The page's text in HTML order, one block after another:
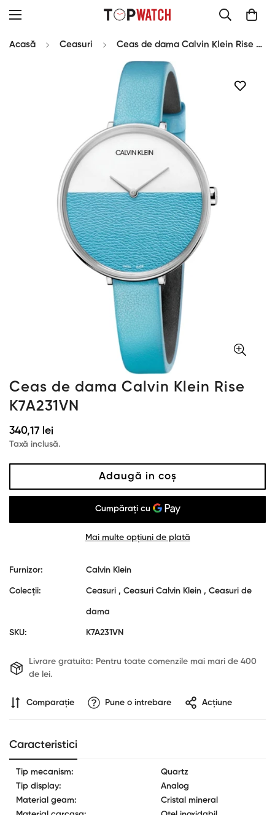
Acasă Ceasuri Ceas de dama Calvin Klein Rise K7A231VN
Ceas de dama Calvin Klein Rise
K7A231VN
Preț
obișnuit
340,17 lei
Taxă inclusă.
Adaugă in coş
Mai multe opțiuni de plată
Furnizor: Calvin Klein
Colecții: Ceasuri , Ceasuri Calvin Klein , Ceasuri de
dama
SKU: K7A231VN
Livrare gratuita: Pentru toate comenzile mai mari de 400
de lei.
Comparaţie Pune o intrebare Acțiune
Caracteristici
Tip mecanism:
Quartz
Tip display:
Analog
Material geam:
Cristal mineral
Confirm your age
Are you 18 years old or older?
No, I'm not Yes, I am